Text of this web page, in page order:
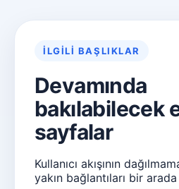
İLGILI BAŞLIKLAR
Devamında
bakılabilecek
sayfalar
Kullanıcı akışının
yakın bağlantıları bir